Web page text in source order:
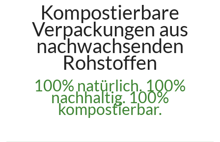
Kompostierbare
Verpackungen aus
nachwachsenden
Rohstoffen
100% natürlich. 100%
nachhaltig. 100%
kompostierbar.